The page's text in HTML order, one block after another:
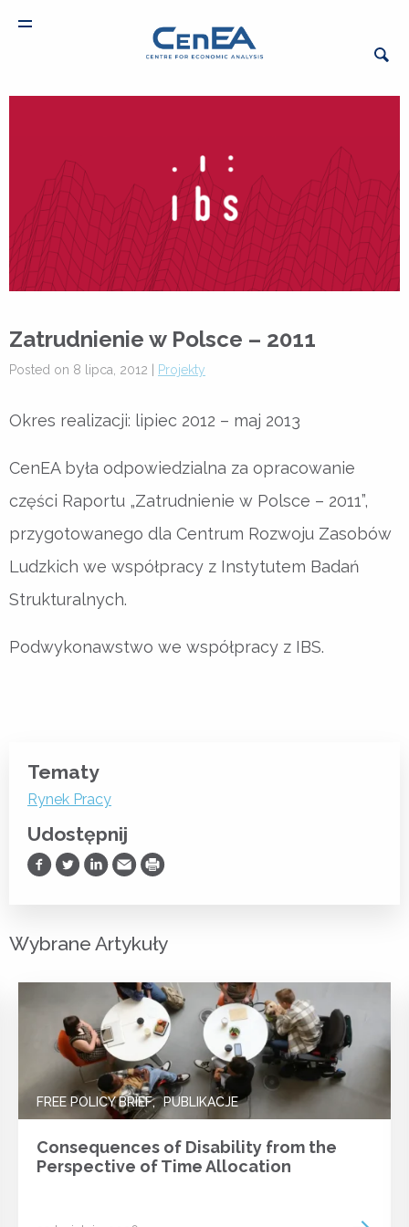
Zatrudnienie w Polsce – 2011
Posted on 8 lipca, 2012 | Projekty
Okres realizacji: lipiec 2012 – maj 2013
CenEA była odpowiedzialna za opracowanie
części Raportu „Zatrudnienie w Polsce – 2011”,
przygotowanego dla Centrum Rozwoju Zasobów
Ludzkich we współpracy z Instytutem Badań
Strukturalnych.
Podwykonawstwo we współpracy z IBS.
Tematy
Rynek Pracy
Udostępnij
Udostępnij na Facebooku
Udostępnij na Twitterze
Udostępnij na LinkedIn
Prześlij Emailem
Drukuj
Wybrane Artykuły
FREE POLICY BRIEF PUBLIKACJE
Consequences of Disability from the
Perspective of Time Allocation